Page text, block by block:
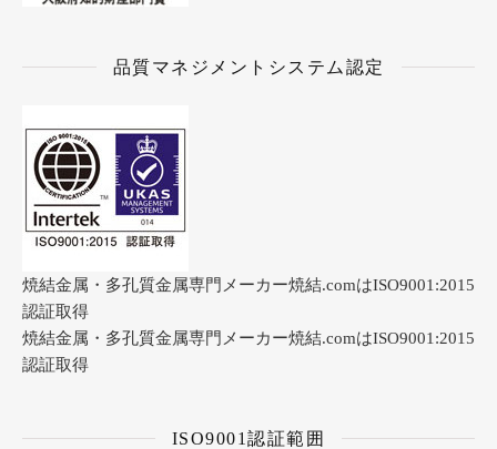
品質マネジメントシステム認定
焼結金属・多孔質金属専門メーカー焼結.comはISO9001:2015
認証取得
焼結金属・多孔質金属専門メーカー焼結.comはISO9001:2015
認証取得
ISO9001認証範囲